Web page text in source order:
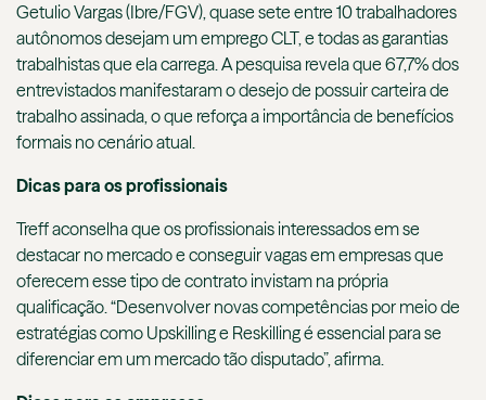
Getulio Vargas (Ibre/FGV), quase sete entre 10 trabalhadores
autônomos desejam um emprego CLT, e todas as garantias
trabalhistas que ela carrega. A pesquisa revela que 67,7% dos
entrevistados manifestaram o desejo de possuir carteira de
trabalho assinada, o que reforça a importância de benefícios
formais no cenário atual.
Dicas para os profissionais
Treff aconselha que os profissionais interessados em se
destacar no mercado e conseguir vagas em empresas que
oferecem esse tipo de contrato invistam na própria
qualificação. “Desenvolver novas competências por meio de
estratégias como Upskilling e Reskilling é essencial para se
diferenciar em um mercado tão disputado”, afirma.